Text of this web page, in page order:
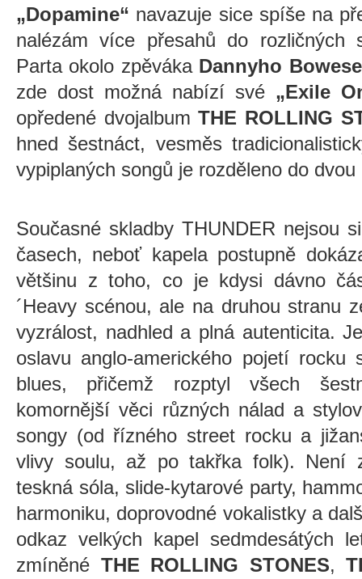
„Dopamine“ navazuje sice spíše na
nalézám více přesahů do rozličných
Parta okolo zpěváka Dannyho Bowese
zde dost možná nabízí své „Exile
opředené dvojalbumTHE ROLLING
hned šestnáct, vesměs
vypiplaných songů je rozděleno do dvou
Současné skladby THUNDER nejsou
časech, neboť kapela postupně
většinu z toho, co je kdysi dávno
´Heavy scénou, ale na druhou stranu
vyzrálost, nadhled a plná autenticita.
oslavu anglo-amerického pojetí
blues, přičemž rozptyl všech
komornější věci různých nálad a
songy (od řízného street rocku a
vlivy soulu, až po takřka folk). Není
teskná sóla, slide-kytarové party,
harmoniku, doprovodné vokalistky a
odkaz velkých kapel sedmdesátých
zmíněné THE ROLLING STONES,